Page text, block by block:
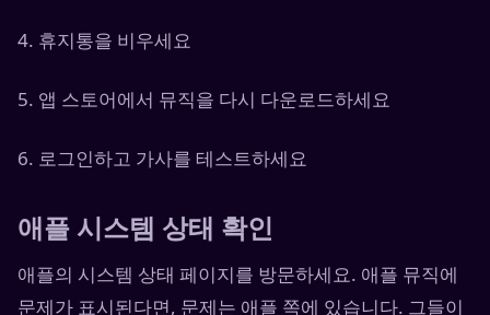
4. 휴지통을 비우세요
5. 앱 스토어에서 뮤직을 다시 다운로드하세요
6. 로그인하고 가사를 테스트하세요
애플 시스템 상태 확인
애플의 시스템 상태 페이지를 방문하세요. 애플 뮤직에
문제가 표시된다면, 문제는 애플 쪽에 있습니다. 그들이